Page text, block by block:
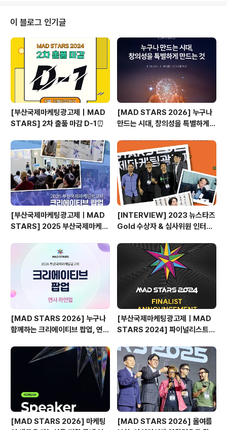
스트를 통한 의사 소통은독자가 음성, 표정 또는 신체 언어
의 음색을 인식할 수 없기 때문에얼굴을 마주 보고 대화하
는 것보다 위험합니다. 인생을 밝히는데 한 마디 밖에 걸리
지 않는다는 것을 알고 있다면 우울증이 있는 사람들을 해
를 끼치는 단어들로부터 보호하기 위해 어떻게 해야 할까
요? Samsung Predict To Pr..
이 블로그 인기글
[부산국제마케팅광고제｜MAD
STARS] 2차 출품 마감 D-1⏰
[MAD STARS 2026] 누구나
만드는 시대, 창의성을 특별하게
[부산국제마케팅광고제ㅣMAD
STARS] 2025 부산국제마케팅
기
[INTERVIEW] 2023 뉴스타즈
Gold 수상자 & 심사위원 인터뷰
[MAD STARS 2026] 누구나
함께하는 크리에이티브 팝업, 연사
[부산국제마케팅광고제ㅣMAD
STARS 2024] 파이널리스트
[MAD STARS 2026] 마케팅
[MAD STARS 2026] 올여름